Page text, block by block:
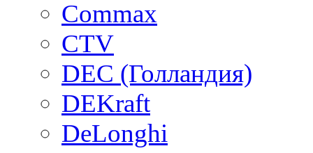
Commax
CTV
DEC (Голландия)
DEKraft
DeLonghi